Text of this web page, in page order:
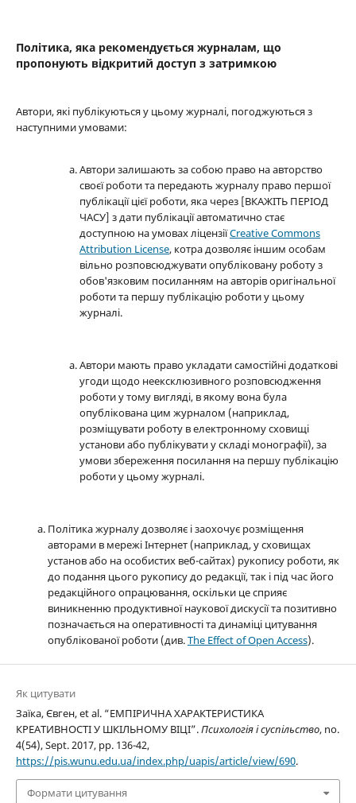
Політика, яка рекомендується журналам, що
пропонують відкритий доступ з затримкою
Автори, які публікуються у цьому журналі, погоджуються з
наступними умовами:
Автори залишають за собою право на авторство
своєї роботи та передають журналу право першої
публікації цієї роботи, яка через [ВКАЖІТЬ ПЕРІОД
ЧАСУ] з дати публікації автоматично стає
доступною на умовах ліцензіїCreative Commons
Attribution License, котра дозволяє іншим особам
вільно розповсюджувати опубліковану роботу з
обов'язковим посиланням на авторів оригінальної
роботи та першу публікацію роботи у цьому
журналі.
Автори мають право укладати самостійні додаткові
угоди щодо неексклюзивного розповсюдження
роботи у тому вигляді, в якому вона була
опублікована цим журналом (наприклад,
розміщувати роботу в електронному сховищі
установи або публікувати у складі монографії), за
умови збереження посилання на першу публікацію
роботи у цьому журналі.
Політика журналу дозволяє і заохочує розміщення
авторами в мережі Інтернет (наприклад, у сховищах
установ або на особистих веб-сайтах) рукопису роботи, як
до подання цього рукопису до редакції, так і під час його
редакційного опрацювання, оскільки це сприяє
виникненню продуктивної наукової дискусії та позитивно
позначається на оперативності та динаміці цитування
опублікованої роботи (див.The Effect of Open Access).
Як цитувати
Заїка, Євген, et al. “ЕМПІРИЧНА ХАРАКТЕРИСТИКА
КРЕАТИВНОСТІ У ШКІЛЬНОМУ ВІЦІ”.Психологія і суспільство, no.
4(54), Sept. 2017, pp. 136-42,
https://pis.wunu.edu.ua/index.php/uapis/article/view/690.
Формати цитування